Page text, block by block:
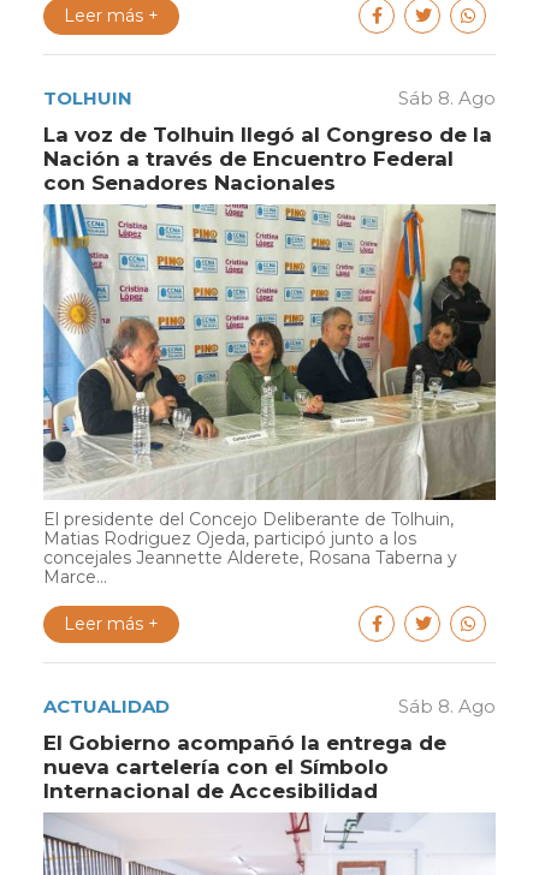
Leer más +
TOLHUIN Sáb 8. Ago
La voz de Tolhuin llegó al Congreso de la
Nación a través de Encuentro Federal
con Senadores Nacionales
El presidente del Concejo Deliberante de Tolhuin,
Matias Rodriguez Ojeda, participó junto a los
concejales Jeannette Alderete, Rosana Taberna y
Marce...
Leer más +
ACTUALIDAD Sáb 8. Ago
El Gobierno acompañó la entrega de
nueva cartelería con el Símbolo
Internacional de Accesibilidad